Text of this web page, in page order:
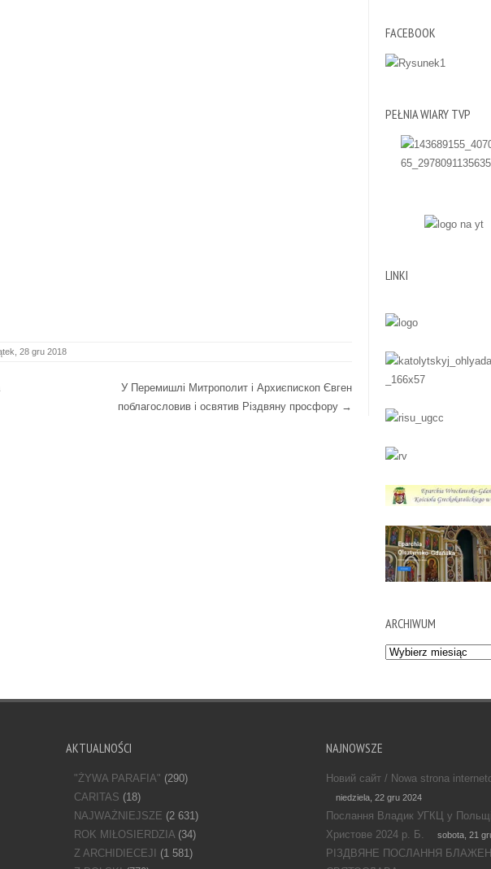
28 gru 2018
У Перемишлі Митрополит і Архиєпископ Євген
поблагословив і освятив Різдвяну просфору →
FACEBOOK
PEŁNIA WIARY TVP
LINKI
ARCHIWUM
Archiwum
AKTUALNOŚCI
"ŻYWA PARAFIA" (290)
CARITAS (18)
NAJWAŻNIEJSZE (2 631)
ROK MIŁOSIERDZIA(34)
Z ARCHIDIECEJI
(1 581)
NAJNOWSZE
Новий сайт / Nowa strona
niedziela, 22 gru 2024
Послання Владик УГКЦ у
Христове 2024 р. Б.
sobota, 21
РІЗДВЯНЕ ПОСЛАННЯ